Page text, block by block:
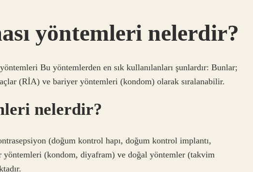
yöntemleri nelerdir?
Bu yöntemlerden en sık kullanılanları şunlardır: Bunlar;
(RİA) ve bariyer yöntemleri (kondom) olarak sıralanabilir.
nelerdir?
(doğum kontrol hapı, doğum kontrol implantı,
(kondom, diyafram) ve doğal yöntemler (takvim